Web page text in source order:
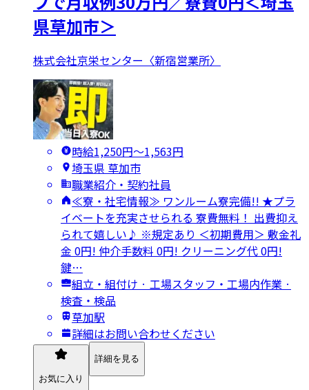
県草加市＞
株式会社京栄センター〈新宿営業所〉
時給1,250円〜1,563円
埼玉県 草加市
職業紹介・契約社員
≪寮・社宅情報≫ ワンルーム寮完備!! ★プラ
イベートを充実させられる 寮費無料！ 出費抑え
られて嬉しい♪ ※規定あり ＜初期費用＞ 敷金礼
金 0円! 仲介手数料 0円! クリーニング代 0円!
鍵…
組立・組付け · 工場スタッフ・工場内作業 ·
検査・検品
草加駅
詳細はお問い合わせください
お気に入り
詳細を見る